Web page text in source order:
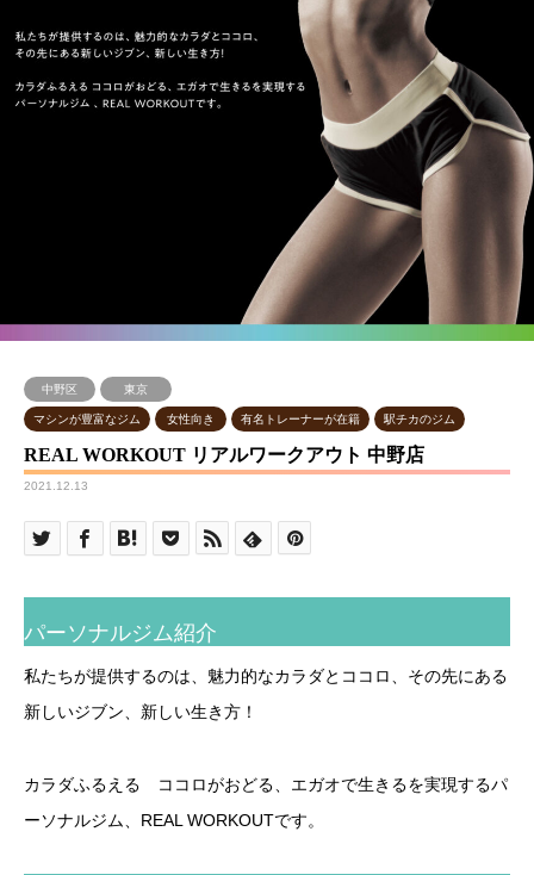
中野区 東京
マシンが豊富なジム 女性向き 有名トレーナーが在籍 駅チカのジム
REAL WORKOUT リアルワークアウト 中野店
2021.12.13
パーソナルジム紹介
私たちが提供するのは、魅力的なカラダとココロ、その先にある
新しいジブン、新しい生き方！
カラダふるえる ココロがおどる、エガオで生きるを実現するパ
ーソナルジム、REAL WORKOUTです。